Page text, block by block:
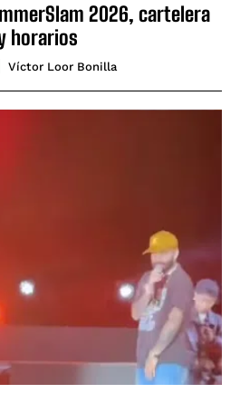
2026, cartelera
horarios
Víctor Loor Bonilla